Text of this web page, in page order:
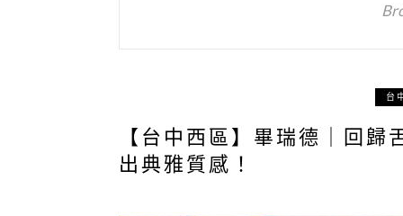
台
【台中西區】畢瑞德｜回
出典雅質感！